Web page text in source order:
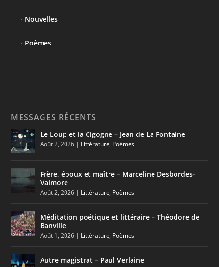
Nouvelles
Poèmes
MESSAGES RÉCENTS
Le Loup et la Cigogne – Jean de La Fontaine
Août 2, 2026 | Littérature, Poèmes
Frère, époux et maître – Marceline Desbordes-
Valmore
Août 2, 2026 | Littérature, Poèmes
Méditation poétique et littéraire – Théodore de
Banville
Août 1, 2026 | Littérature, Poèmes
Autre magistrat – Paul Verlaine